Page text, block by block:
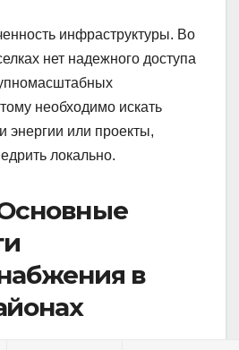
инфраструктуры. Во
нет надежного доступа
необходимо искать
энергии или проекты,
локально.
в